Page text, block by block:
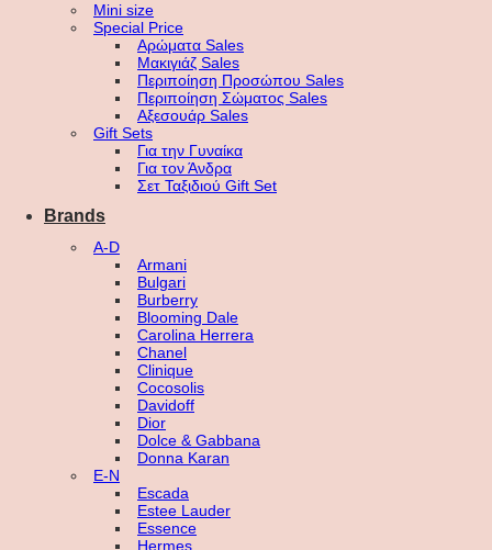
Mini size
Special Price
Αρώματα Sales
Μακιγιάζ Sales
Περιποίηση Προσώπου Sales
Περιποίηση Σώματος Sales
Αξεσουάρ Sales
Gift Sets
Για την Γυναίκα
Για τον Άνδρα
Σετ Ταξιδιού Gift Set
Brands
A-D
Armani
Bulgari
Burberry
Blooming Dale
Carolina Herrera
Chanel
Clinique
Cocosolis
Davidoff
Dior
Dolce & Gabbana
Donna Karan
E-N
Escada
Estee Lauder
Essence
Hermes